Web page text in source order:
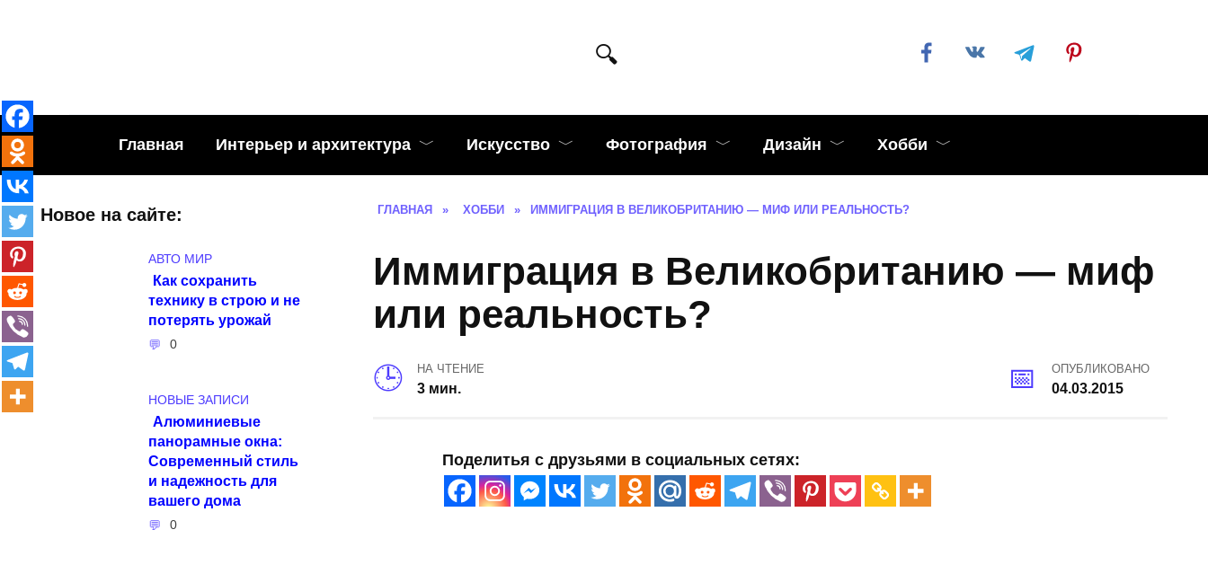
Главная Интерьер и архитектура Искусство Фотография Дизайн Хобби
ГЛАВНАЯ » ХОББИ » ИММИГРАЦИЯ В ВЕЛИКОБРИТАНИЮ — МИФ ИЛИ РЕАЛЬНОСТЬ?
Иммиграция в Великобританию — миф
или реальность?
НА ЧТЕНИЕ
3 мин.
ОПУБЛИКОВАНО
04.03.2015
Поделитья с друзьями в социальных сетях:
Новое на сайте:
АВТО МИР
Как сохранить
технику в строю и не
потерять урожай
0
НОВЫЕ ЗАПИСИ
Алюминиевые
панорамные окна:
Современный стиль
и надежность для
вашего дома
0